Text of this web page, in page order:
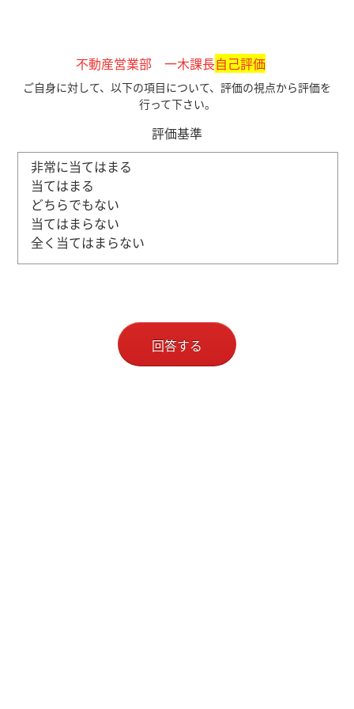
不動産営業部 一木課長自己評価
ご自身に対して、以下の項目について、評価の視点から評価を
行って下さい。
評価基準
非常に当てはまる
当てはまる
どちらでもない
当てはまらない
全く当てはまらない
回答する